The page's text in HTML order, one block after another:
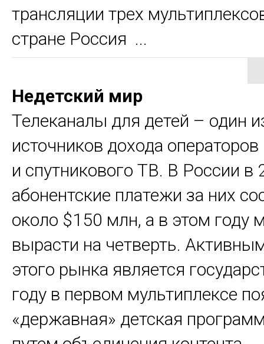
трансляции трех
стране Россия ...
Недетский мир
Телеканалы для детей – один
источников дохода
и спутникового ТВ. В России в
абонентские платежи за них
около $150 млн, а в этом году
вырасти на четверть.
этого рынка является
году в первом мультиплексе
«державная» детская